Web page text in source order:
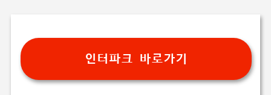
인터파크 바로가기